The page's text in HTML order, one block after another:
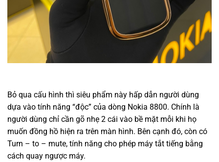
Bỏ qua cấu hình thì siêu phẩm này hấp dẫn người dùng
dựa vào tính năng “độc” của dòng Nokia 8800. Chính là
người dùng chỉ cần gõ nhẹ 2 cái vào bề mặt mỗi khi họ
muốn đồng hồ hiện ra trên màn hình. Bên cạnh đó, còn có
Turn – to – mute, tính năng cho phép máy tắt tiếng bằng
cách quay ngược máy.